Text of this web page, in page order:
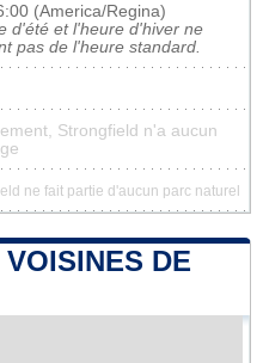
(America/Regina)
d'été et l'heure d'hiver ne
pas de l'heure standard.
Strongfield n'a aucun
ne fait partie d'aucun parc naturel
DE